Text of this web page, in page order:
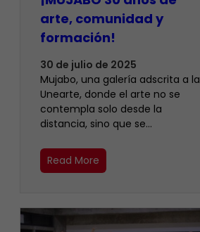
arte, comunidad y
formación!
30 de julio de 2025
Mujabo, una galería adscrita a la
Unearte, donde el arte no se
contempla solo desde la
distancia, sino que se…
Read More